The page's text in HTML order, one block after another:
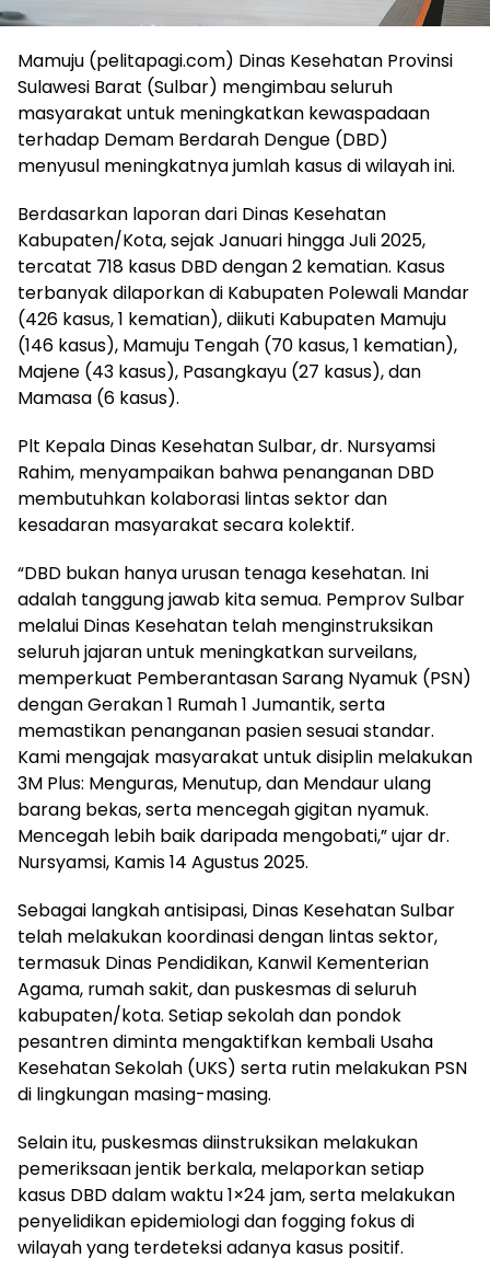
Mamuju (pelitapagi.com) Dinas Kesehatan Provinsi
Sulawesi Barat (Sulbar) mengimbau seluruh
masyarakat untuk meningkatkan kewaspadaan
terhadap Demam Berdarah Dengue (DBD)
menyusul meningkatnya jumlah kasus di wilayah ini.
Berdasarkan laporan dari Dinas Kesehatan
Kabupaten/Kota, sejak Januari hingga Juli 2025,
tercatat 718 kasus DBD dengan 2 kematian. Kasus
terbanyak dilaporkan di Kabupaten Polewali Mandar
(426 kasus, 1 kematian), diikuti Kabupaten Mamuju
(146 kasus), Mamuju Tengah (70 kasus, 1 kematian),
Majene (43 kasus), Pasangkayu (27 kasus), dan
Mamasa (6 kasus).
Plt Kepala Dinas Kesehatan Sulbar, dr. Nursyamsi
Rahim, menyampaikan bahwa penanganan DBD
membutuhkan kolaborasi lintas sektor dan
kesadaran masyarakat secara kolektif.
“DBD bukan hanya urusan tenaga kesehatan. Ini
adalah tanggung jawab kita semua. Pemprov Sulbar
melalui Dinas Kesehatan telah menginstruksikan
seluruh jajaran untuk meningkatkan surveilans,
memperkuat Pemberantasan Sarang Nyamuk (PSN)
dengan Gerakan 1 Rumah 1 Jumantik, serta
memastikan penanganan pasien sesuai standar.
Kami mengajak masyarakat untuk disiplin melakukan
3M Plus: Menguras, Menutup, dan Mendaur ulang
barang bekas, serta mencegah gigitan nyamuk.
Mencegah lebih baik daripada mengobati,” ujar dr.
Nursyamsi, Kamis 14 Agustus 2025.
Sebagai langkah antisipasi, Dinas Kesehatan Sulbar
telah melakukan koordinasi dengan lintas sektor,
termasuk Dinas Pendidikan, Kanwil Kementerian
Agama, rumah sakit, dan puskesmas di seluruh
kabupaten/kota. Setiap sekolah dan pondok
pesantren diminta mengaktifkan kembali Usaha
Kesehatan Sekolah (UKS) serta rutin melakukan PSN
di lingkungan masing-masing.
Selain itu, puskesmas diinstruksikan melakukan
pemeriksaan jentik berkala, melaporkan setiap
kasus DBD dalam waktu 1×24 jam, serta melakukan
penyelidikan epidemiologi dan fogging fokus di
wilayah yang terdeteksi adanya kasus positif.